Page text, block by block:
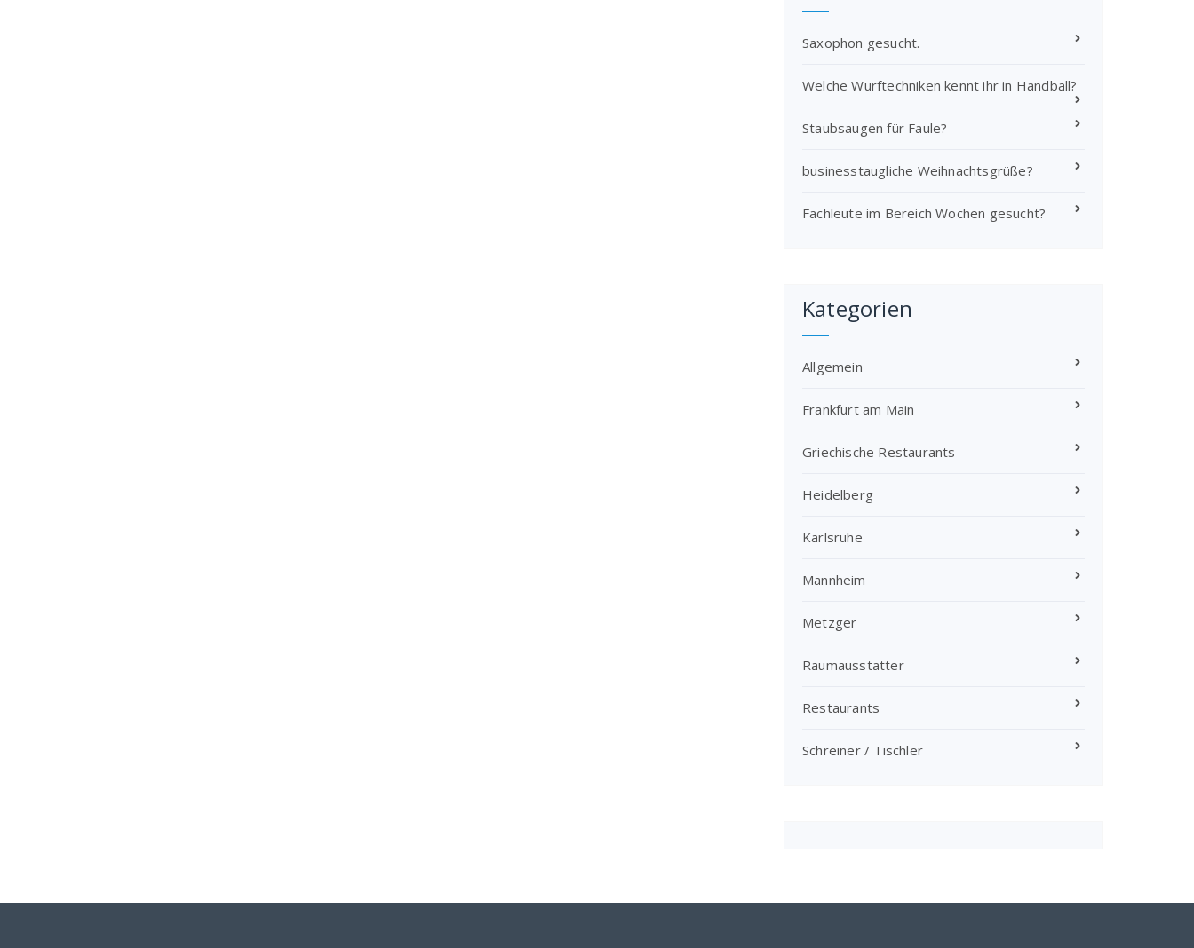
Saxophon gesucht.
Welche Wurftechniken kennt ihr in Handball?
Staubsaugen für Faule?
businesstaugliche Weihnachtsgrüße?
Fachleute im Bereich Wochen gesucht?
Kategorien
Allgemein
Frankfurt am Main
Griechische Restaurants
Heidelberg
Karlsruhe
Mannheim
Metzger
Raumausstatter
Restaurants
Schreiner / Tischler